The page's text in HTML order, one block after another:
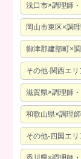
浅口市×調理師
岡山市東区×調
御津郡建部町×
その他-関西エ
滋賀県×調理師
和歌山県×調理
その他-四国エ